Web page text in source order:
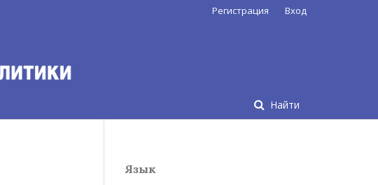
Найти
Регистрация Вход
Язык